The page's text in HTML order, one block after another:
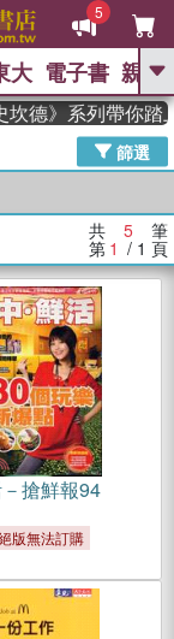
5
GO
高希均教授回憶錄
、 父親節 、 如果歷
方念華 、 台灣的李
女孩：黎曼猜想 、
大 電子書 親子
德》系列帶你踏
篩選
共 5 筆
第 1 / 1 頁
搶鮮報94
版無法訂購